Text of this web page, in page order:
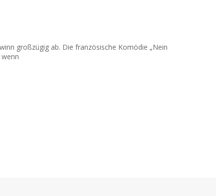
großzügig ab. Die französische Komödie „Nein